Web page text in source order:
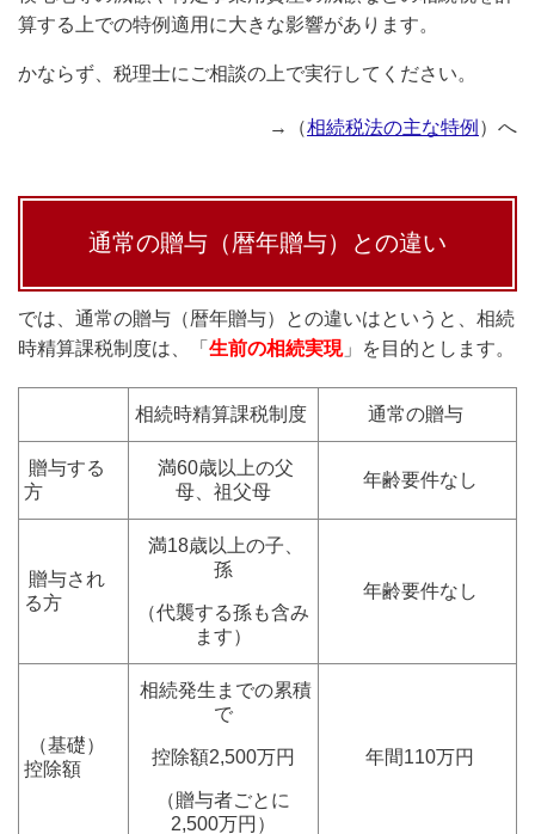
算する上での特例適用に大きな影響があります。
かならず、税理士にご相談の上で実行してください。
→（相続税法の主な特例 ）へ
通常の贈与（暦年贈与）との違い
では、通常の贈与（暦年贈与）との違いはというと、相続
時精算課税制度は、「 生前の相続実現」を目的とします。
相続時精算課税制度 通常の贈与
贈与する
方
満60歳以上の父
母、祖父母
年齢要件なし
贈与され
る方
満18歳以上の子、
孫
（代襲する孫も含み
ます）
年齢要件なし
（基礎）
控除額
相続発生までの累積
で
控除額2,500万円
（贈与者ごとに
2,500万円）
年間110万円